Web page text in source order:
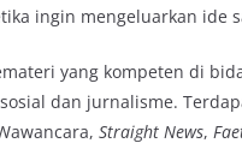
ingin mengeluarkan ide
yang kompeten di
dan jurnalisme.
Straight News,